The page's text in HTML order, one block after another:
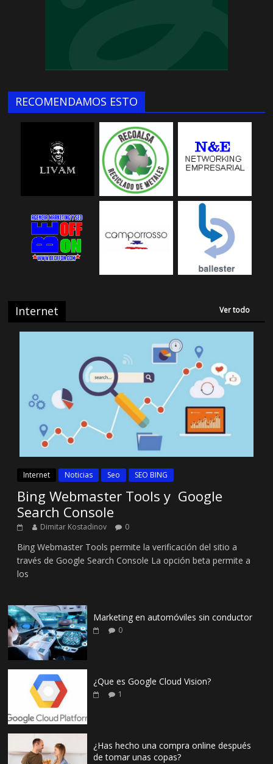
RECOMENDAMOS ESTO
Internet Ver todo
Internet Noticias Seo SEO BING
Bing Webmaster Tools y Google
Search Console
Dimitar Kostadinov 0
Bing Webmaster Tools permite la verificación del sitio a
través de Google Search Console La opción beta permite a
los
Marketing en automóviles sin conductor
0
¿Que es Google Cloud Vision?
1
¿Has hecho una compra online después
de tomar unas copas?